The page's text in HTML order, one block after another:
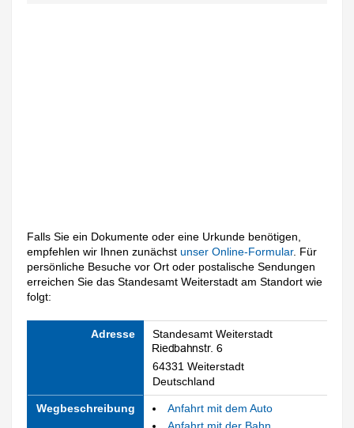
Falls Sie ein Dokumente oder eine Urkunde benötigen,
empfehlen wir Ihnen zunächstunser Online-Formular. Für
persönliche Besuche vor Ort oder postalische Sendungen
erreichen Sie das Standesamt Weiterstadt am Standort wie
folgt:
Adresse Standesamt Weiterstadt
64331 Weiterstadt
Deutschland
Wegbeschreibung
Anfahrt mit dem Auto